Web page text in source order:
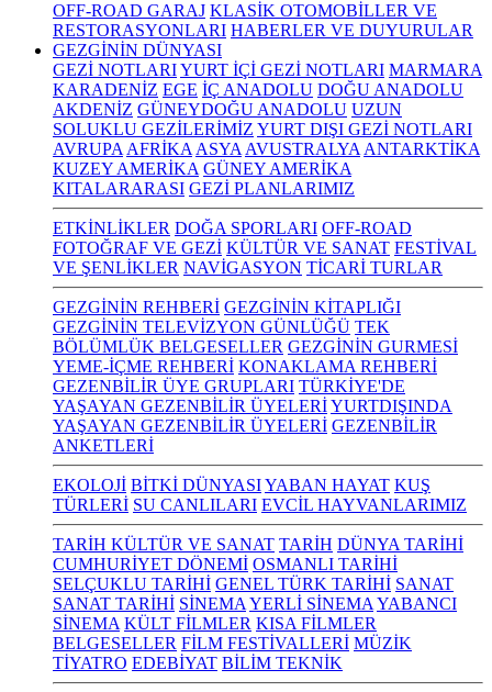
OFF-ROAD GARAJ KLASİK OTOMOBİLLER VE
RESTORASYONLARI HABERLER VE DUYURULAR
GEZGİNİN DÜNYASI
GEZİ NOTLARIYURT İÇİ GEZİ NOTLARI MARMARA
KARADENİZ EGE İÇ ANADOLU DOĞU ANADOLU
AKDENİZ GÜNEYDOĞU ANADOLU UZUN
SOLUKLU GEZİLERİMİZ YURT DIŞI GEZİ NOTLARI
AVRUPA AFRİKA ASYA AVUSTRALYA ANTARKTİKA
KUZEY AMERİKA GÜNEY AMERİKA
KITALARARASI GEZİ PLANLARIMIZ
ETKİNLİKLER DOĞA SPORLARI OFF-ROAD
FOTOĞRAF VE GEZİ KÜLTÜR VE SANAT FESTİVAL
VE ŞENLİKLER NAVİGASYON TİCARİ TURLAR
GEZGİNİN REHBERİ GEZGİNİN KİTAPLIĞI
GEZGİNİN TELEVİZYON GÜNLÜĞÜ TEK
BÖLÜMLÜK BELGESELLER GEZGİNİN GURMESİ
YEME-İÇME REHBERİ KONAKLAMA REHBERİ
GEZENBİLİR ÜYE GRUPLARI TÜRKİYE'DE
YAŞAYAN GEZENBİLİR ÜYELERİYURTDIŞINDA
YAŞAYAN GEZENBİLİR ÜYELERİ GEZENBİLİR
ANKETLERİ
EKOLOJİ BİTKİ DÜNYASIYABAN HAYAT KUŞ
TÜRLERİ SU CANLILARI EVCİL HAYVANLARIMIZ
TARİH KÜLTÜR VE SANAT TARİH DÜNYA TARİHİ
CUMHURİYET DÖNEMİ OSMANLI TARİHİ
SELÇUKLU TARİHİ GENEL TÜRK TARİHİ SANAT
SANAT TARİHİ SİNEMA YERLİ SİNEMA YABANCI
SİNEMA KÜLT FİLMLER KISA FİLMLER
BELGESELLER FİLM FESTİVALLERİ MÜZİK
TİYATRO EDEBİYAT BİLİM TEKNİK